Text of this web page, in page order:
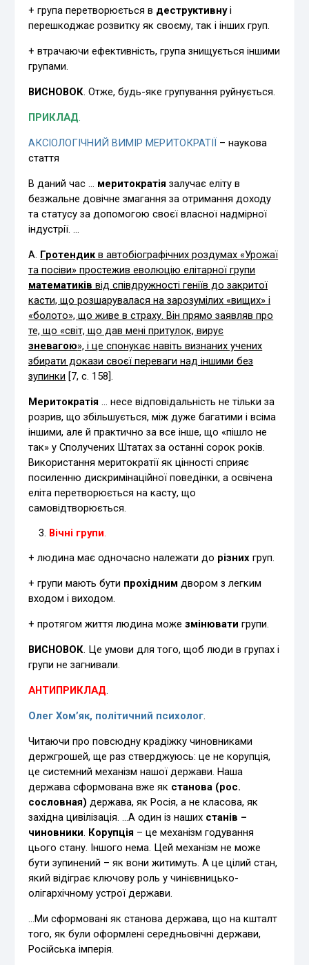
+ група перетворюється в деструктивнуі
перешкоджає розвитку як своєму, так і інших груп.
+ втрачаючи ефективність, група знищується іншими
групами.
ВИСНОВОК. Отже, будь-яке групування руйнується.
ПРИКЛАД.
АКСІОЛОГІЧНИЙ ВИМІР МЕРИТОКРАТІЇ – наукова
стаття
В даний час … меритократія залучає еліту в
безжальне довічне змагання за отримання доходу
та статусу за допомогою своєї власної надмірної
індустрії. …
А. Гротендикв автобіографічних роздумах «Урожаї
та посіви» простежив еволюцію елітарної групи
математиків від співдружності геніїв до закритої
касти, що розшарувалася на зарозумілих «вищих» і
«болото», що живе в страху. Він прямо заявляв про
те, що «світ, що дав мені притулок, вирує
зневагою», і це спонукає навіть визнаних учених
збирати докази своєї переваги над іншими без
зупинки [7, с. 158].
Меритократія … несе відповідальність не тільки за
розрив, що збільшується, між дуже багатими і всіма
іншими, але й практично за все інше, що «пішло не
так» у Сполучених Штатах за останні сорок років.
Використання меритократії як цінності сприяє
посиленню дискримінаційної поведінки, а освічена
еліта перетворюється на касту, що
самовідтворюється.
Вічні групи.
+ людина має одночасно належати до різних груп.
+ групи мають бути прохідним двором з легким
входом і виходом.
+ протягом життя людина можезмінювати групи.
ВИСНОВОК. Це умови для того, щоб люди в групах і
групи не загнивали.
АНТИПРИКЛАД.
Олег Хом’як, політичний психолог.
Читаючи про повсюдну крадіжку чиновниками
держгрошей, ще раз стверджуюсь: це не корупція,
це системний механізм нашої держави. Наша
держава сформована вже як станова (рос.
сословная)держава, як Росія, а не класова, як
західна цивілізація. …А один із наших станів –
чиновники. Корупція – це механізм годування
цього стану. Іншого нема. Цей механізм не може
бути зупинений – як вони житимуть. А це цілий стан,
який відіграє ключову роль у чинієвницько-
олігархічному устрої держави.
…Ми сформовані як станова держава, що на кшталт
того, як були оформлені середньовічні держави,
Російська імперія.